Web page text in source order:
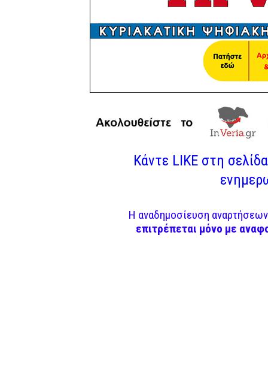
Κάντε LIKE στη
Η αναδημοσίευση
επιτρέπεται μόνο με